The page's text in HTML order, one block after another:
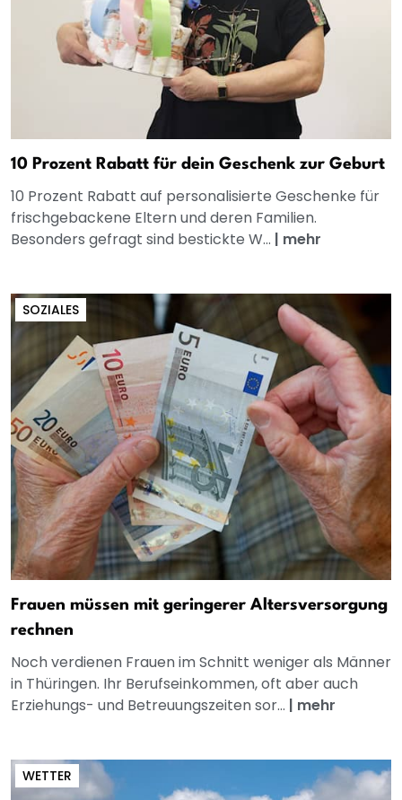
10 Prozent Rabatt für dein Geschenk zur Geburt
10 Prozent Rabatt auf personalisierte Geschenke für
frischgebackene Eltern und deren Familien.
Besonders gefragt sind bestickte W... | mehr
SOZIALES
Frauen müssen mit geringerer Altersversorgung
rechnen
Noch verdienen Frauen im Schnitt weniger als Männer
in Thüringen. Ihr Berufseinkommen, oft aber auch
Erziehungs- und Betreuungszeiten sor... | mehr
WETTER